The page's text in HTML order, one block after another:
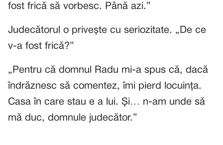
fost frică să vorbesc. Până azi.”
Judecătorul o privește cu seriozitate. „De ce
v-a fost frică?”
„Pentru că domnul Radu mi-a spus că, dacă
îndrăznesc să comentez, îmi pierd locuința.
Casa în care stau e a lui. Și… n-am unde să
mă duc, domnule judecător.”